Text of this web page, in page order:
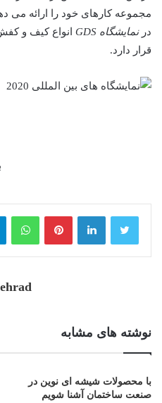
مجموعه کارهای خود را ارائه می
درنمایشگاه GDS
انواع کیف و
قرار دارد.
پینترست واتس آپ
نوشته های مشابه
با محصولات شیشه ای نوین در
صنعت ساختمان آشنا شویم